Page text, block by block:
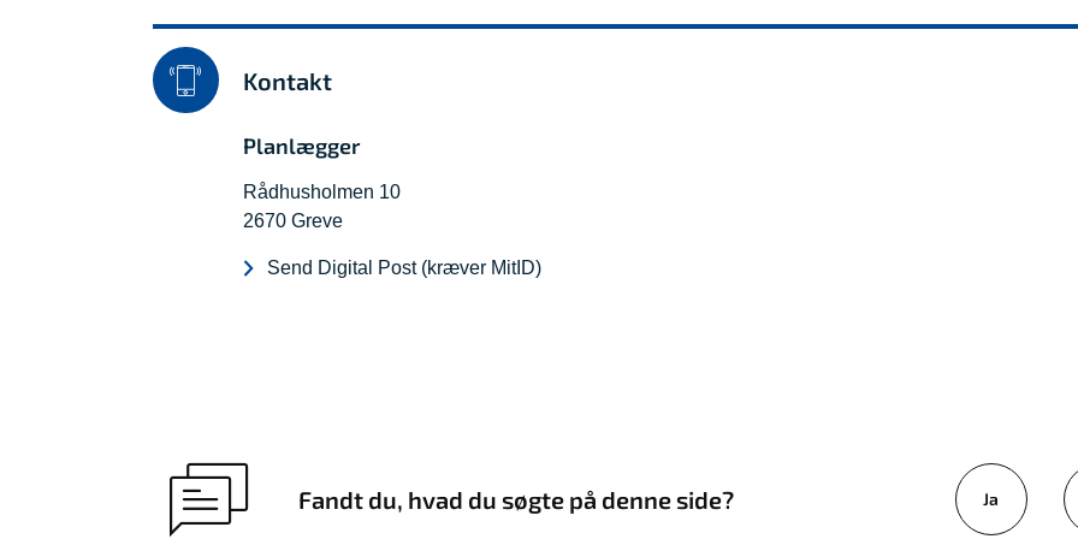
Kontakt
Planlægger
Rådhusholmen 10
2670 Greve
Send Digital Post (kræver MitID)
Fandt du, hvad du søgte på denne side? Ja